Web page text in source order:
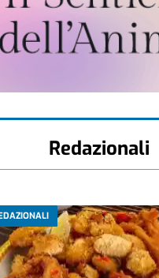
Redazionali